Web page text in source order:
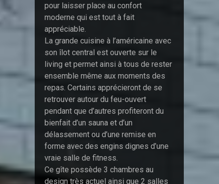
pour laisser place au confort
moderne qui est tout à fait
appréciable.
La grande cuisine à l’américaine avec
son îlot central est ouverte sur le
living et permet ainsi à tous de rester
ensemble même aux moments des
repas. Certains apprécieront de se
retrouver autour du feu-ouvert
pendant que d’autres profiteront du
bienfait d’un sauna et d’un
délassement ou d’une remise en
forme avec des engins dignes d’une
vraie salle de fitness.
Ce gîte possède 3 chambres au
design très actuel ainsi que 2 salles